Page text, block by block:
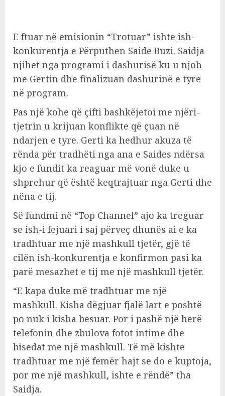
E ftuar në emisionin “Trotuar” ishte ish-
konkurentja e Përputhen Saide Buzi. Saidja
njihet nga programi i dashurisë ku u njoh
me Gertin dhe finalizuan dashurinë e tyre
në program.
Pas një kohe që çifti bashkëjetoi me njëri-
tjetrin u krijuan konflikte që çuan në
ndarjen e tyre. Gerti ka hedhur akuza të
rënda për tradhëti nga ana e Saides ndërsa
kjo e fundit ka reaguar më vonë duke u
shprehur që është keqtrajtuar nga Gerti dhe
nëna e tij.
Së fundmi në “Top Channel” ajo ka treguar
se ish-i fejuari i saj përveç dhunës ai e ka
tradhtuar me një mashkull tjetër, gjë të
cilën ish-konkurentja e konfirmon pasi ka
parë mesazhet e tij me një mashkull tjetër.
“E kapa duke më tradhtuar me një
mashkull. Kisha dëgjuar fjalë lart e poshtë
po nuk i kisha besuar. Por i pashë një herë
telefonin dhe zbulova fotot intime dhe
bisedat me një mashkull. Të më kishte
tradhtuar me një femër hajt se do e kuptoja,
por me një mashkull, ishte e rëndë” tha
Saidja.